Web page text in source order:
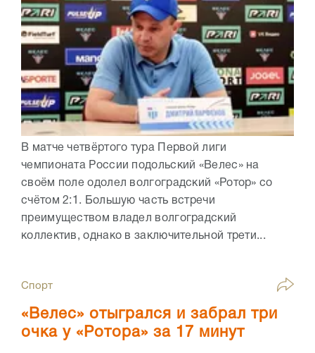
В матче четвёртого тура Первой лиги
чемпионата России подольский «Велес» на
своём поле одолел волгоградский «Ротор» со
счётом 2:1. Большую часть встречи
преимуществом владел волгоградский
коллектив, однако в заключительной трети...
Спорт
«Велес» отыгрался и забрал три
очка у «Ротора» за 17 минут